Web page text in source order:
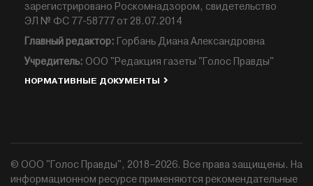
зарегистрировано Роскомнадзором, свидетельство
ЭЛ № ФС 77-58777 от 28.07.2014
Главный редактор: Горбань Диана Александровна
Учредитель: ООО "Редакция газеты "Голос Правды"
НОРМАТИВНЫЕ ДОКУМЕНТЫ
© ООО "Голос Правды", 2018–2026. Все права защищены. На
информационном ресурсе применяются рекомендательные